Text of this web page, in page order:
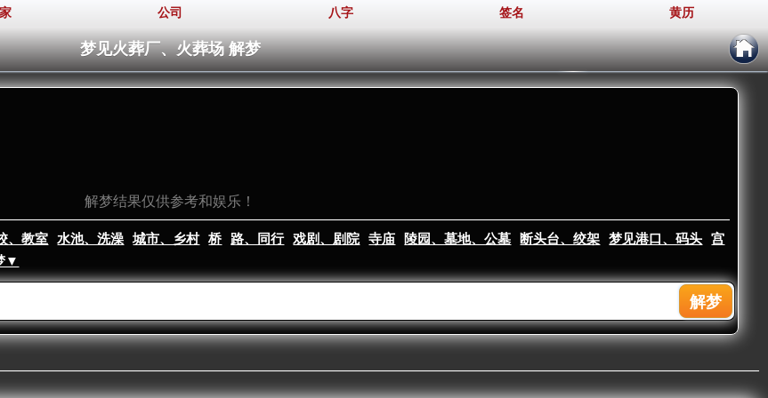
公司 八字 签名 黄历
梦见火葬厂、火葬场 解梦
解梦结果仅供参考和娱乐！
、教室 水池、洗澡 城市、乡村 桥 路、同行 戏剧、剧院 寺庙 陵园、墓地、公墓 断头台、绞架 梦见港口、码头
宫
▼